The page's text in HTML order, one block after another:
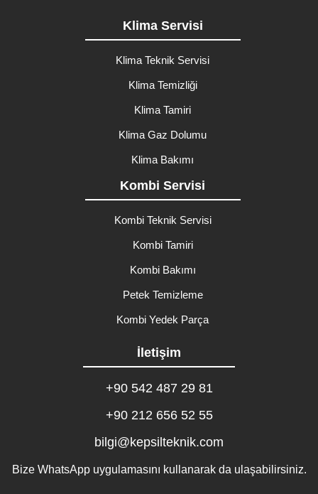
Klima Servisi
Klima Teknik Servisi
Klima Temizliği
Klima Tamiri
Klima Gaz Dolumu
Klima Bakımı
Kombi Servisi
Kombi Teknik Servisi
Kombi Tamiri
Kombi Bakımı
Petek Temizleme
Kombi Yedek Parça
İletişim
+90 542 487 29 81
+90 212 656 52 55
bilgi@kepsilteknik.com
Bize WhatsApp uygulamasını kullanarak da ulaşabilirsiniz.